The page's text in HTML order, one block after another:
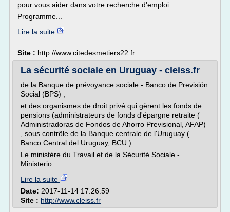
pour vous aider dans votre recherche d'emploi
Programme...
Lire la suite
Site : http://www.citedesmetiers22.fr
La sécurité sociale en Uruguay - cleiss.fr
de la Banque de prévoyance sociale - Banco de Previsión
Social (BPS) ;
et des organismes de droit privé qui gèrent les fonds de
pensions (administrateurs de fonds d'épargne retraite (
Administradoras de Fondos de Ahorro Previsional, AFAP)
, sous contrôle de la Banque centrale de l'Uruguay (
Banco Central del Uruguay, BCU ).
Le ministère du Travail et de la Sécurité Sociale -
Ministerio...
Lire la suite
Date: 2017-11-14 17:26:59
Site : http://www.cleiss.fr